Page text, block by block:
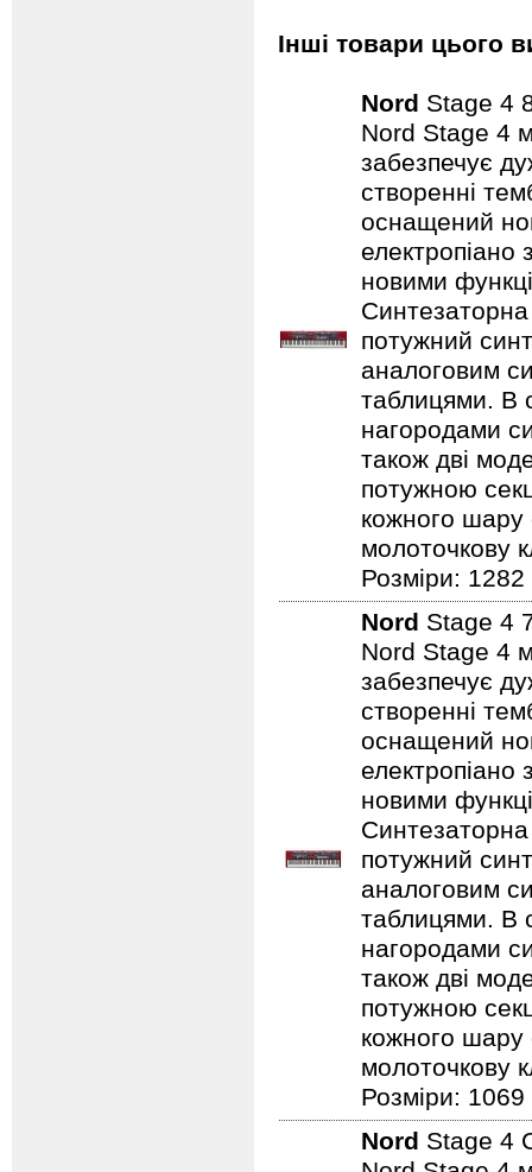
Інші товари цього
Nord Stage 4
Nord Stage 4
забезпечує
створенні
оснащений
електропіано
новими
потужний
аналоговим
таблицями. В
нагородами
також дві
потужною
кожного шару
молоточкову
Розміри:
Nord Stage 4
Nord Stage 4
забезпечує
створенні
оснащений
електропіано
новими
потужний
аналоговим
таблицями. В
нагородами
також дві
потужною
кожного шару
молоточкову
Розміри:
Nord Stage 4